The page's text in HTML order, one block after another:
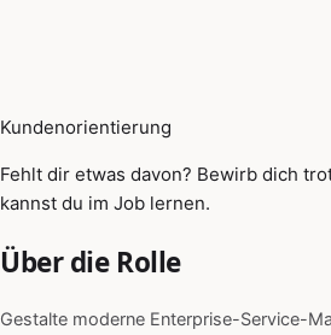
Kundenorientierung
Fehlt dir etwas davon? Bewirb dich
kannst du im Job lernen.
Über die Rolle
Gestalte moderne Enterprise-Service-